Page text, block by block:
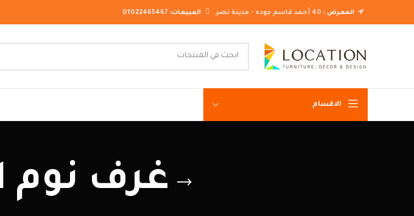
المعرض : المبيعات: 01022465467
الاقسام
غرف نوم مودرن
غرف نوم نيو كلاسيك
غرف نوم